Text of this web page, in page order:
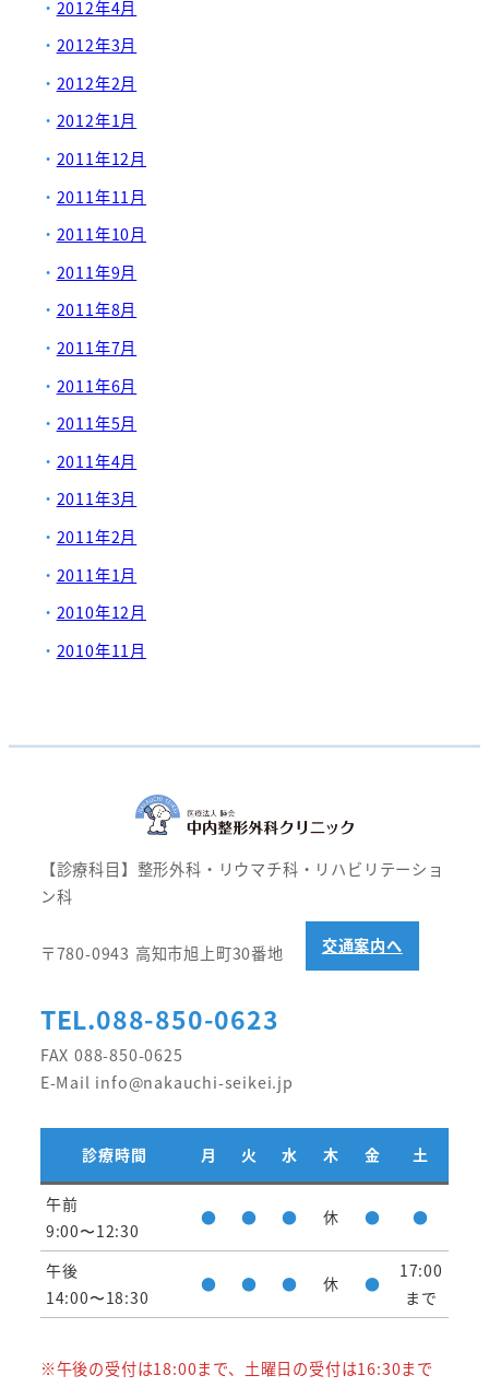
2012年4月
2012年3月
2012年2月
2012年1月
2011年12月
2011年11月
2011年10月
2011年9月
2011年8月
2011年7月
2011年6月
2011年5月
2011年4月
2011年3月
2011年2月
2011年1月
2010年12月
2010年11月
【診療科目】整形外科・リウマチ科・リハビリテーショ
ン科
〒780-0943 高知市旭上町30番地 交通案内へ
TEL.088-850-0623
FAX 088-850-0625
E-Mail info@nakauchi-seikei.jp
診療時間 月 火 水 木 金 土
午前
9:00〜12:30
● ● ● 休 ● ●
午後
14:00〜18:30
● ● ● 休 ●
17:00
まで
※午後の受付は18:00まで、土曜日の受付は16:30まで